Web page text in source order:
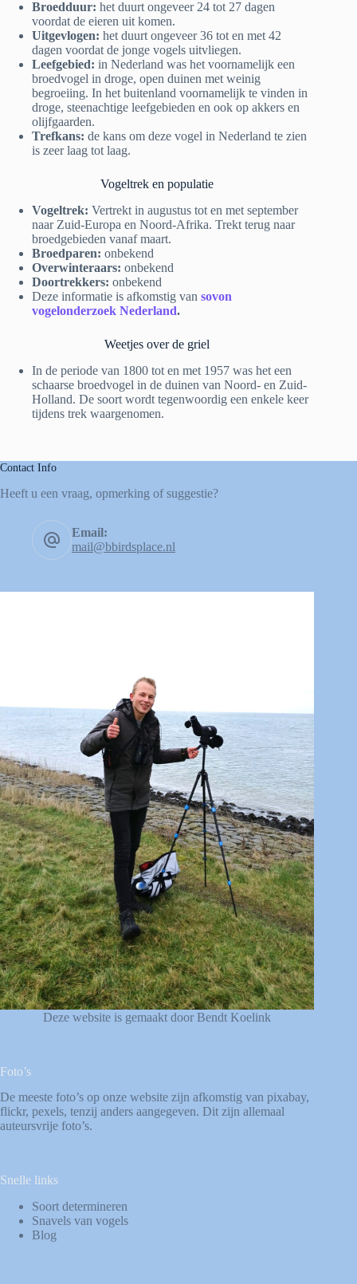
Broedduur: het duurt ongeveer 24 tot 27 dagen
voordat de eieren uit komen.
Uitgevlogen: het duurt ongeveer 36 tot en met 42
dagen voordat de jonge vogels uitvliegen.
Leefgebied: in Nederland was het voornamelijk een
broedvogel in droge, open duinen met weinig
begroeiing. In het buitenland voornamelijk te vinden in
droge, steenachtige leefgebieden en ook op akkers en
olijfgaarden.
Trefkans: de kans om deze vogel in Nederland te zien
is zeer laag tot laag.
Vogeltrek en populatie
Vogeltrek: Vertrekt in augustus tot en met september
naar Zuid-Europa en Noord-Afrika. Trekt terug naar
broedgebieden vanaf maart.
Broedparen: onbekend
Overwinteraars: onbekend
Doortrekkers: onbekend
Deze informatie is afkomstig van sovon
vogelonderzoek Nederland.
Weetjes over de griel
In de periode van 1800 tot en met 1957 was het een
schaarse broedvogel in de duinen van Noord- en Zuid-
Holland. De soort wordt tegenwoordig een enkele keer
tijdens trek waargenomen.
Contact Info
Heeft u een vraag, opmerking of suggestie?
Email:
mail@bbirdsplace.nl
Deze website is gemaakt door Bendt Koelink
Foto’s
De meeste foto’s op onze website zijn afkomstig van pixabay,
flickr, pexels, tenzij anders aangegeven. Dit zijn allemaal
auteursvrije foto’s.
Snelle links
Soort determineren
Snavels van vogels
Blog